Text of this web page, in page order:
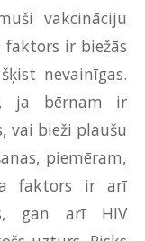
vakcināciju
ir biežās
nevainīgas.
ja bērnam ir
vai bieži plaušu
piemēram,
faktors ir arī
gan arī HIV